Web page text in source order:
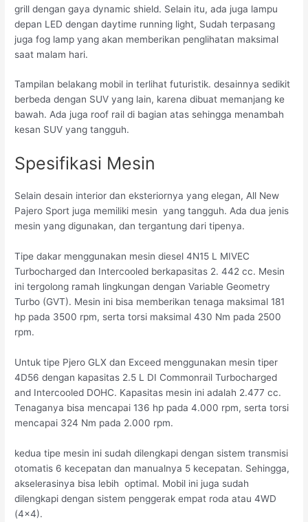
grill dengan gaya dynamic shield. Selain itu, ada juga lampu
depan LED dengan daytime running light, Sudah terpasang
juga fog lamp yang akan memberikan penglihatan maksimal
saat malam hari.
Tampilan belakang mobil in terlihat futuristik. desainnya sedikit
berbeda dengan SUV yang lain, karena dibuat memanjang ke
bawah. Ada juga roof rail di bagian atas sehingga menambah
kesan SUV yang tangguh.
Spesifikasi Mesin
Selain desain interior dan eksteriornya yang elegan, All New
Pajero Sport juga memiliki mesin yang tangguh. Ada dua jenis
mesin yang digunakan, dan tergantung dari tipenya.
Tipe dakar menggunakan mesin diesel 4N15 L MIVEC
Turbocharged dan Intercooled berkapasitas 2. 442 cc. Mesin
ini tergolong ramah lingkungan dengan Variable Geometry
Turbo (GVT). Mesin ini bisa memberikan tenaga maksimal 181
hp pada 3500 rpm, serta torsi maksimal 430 Nm pada 2500
rpm.
Untuk tipe Pjero GLX dan Exceed menggunakan mesin tiper
4D56 dengan kapasitas 2.5 L DI Commonrail Turbocharged
and Intercooled DOHC. Kapasitas mesin ini adalah 2.477 cc.
Tenaganya bisa mencapai 136 hp pada 4.000 rpm, serta torsi
mencapai 324 Nm pada 2.000 rpm.
kedua tipe mesin ini sudah dilengkapi dengan sistem transmisi
otomatis 6 kecepatan dan manualnya 5 kecepatan. Sehingga,
akselerasinya bisa lebih optimal. Mobil ini juga sudah
dilengkapi dengan sistem penggerak empat roda atau 4WD
(4×4).